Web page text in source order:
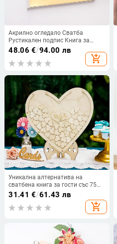
Акрилно огледало Сватба
Рустикален подпис Книга за
гости Персонализирано
издълбаване Име и дата на
двойка Персонализирани
48.06 €/94.00 лв
add_shopping_cart
Уникална алтернатива на
сватбена книга за гости със 75
бр. Дървени сърца с дървена
рамка Drop Box Книги за гости
31.41 €/61.43 лв
add_shopping_cart